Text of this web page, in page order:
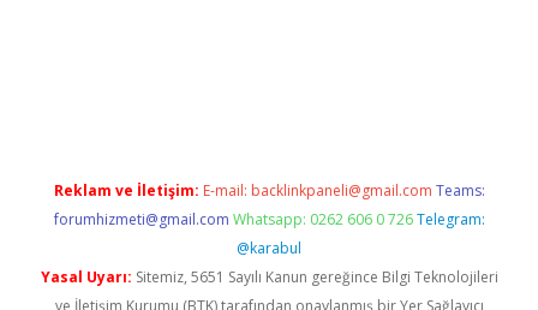
Reklam ve İletişim: E-mail: backlinkpaneli@gmail.com Teams:
forumhizmeti@gmail.com Whatsapp: 0262 606 0 726 Telegram:
@karabul
Yasal Uyarı: Sitemiz, 5651 Sayılı Kanun gereğince Bilgi Teknolojileri
ve İletişim Kurumu (BTK) tarafından onaylanmış bir Yer Sağlayıcı